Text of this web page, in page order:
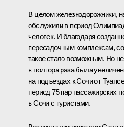
В целом железнодорожники,
обслужили в период
человек. И благодаря
пересадочным комплексам,
такое стало возможным. Но
в полтора раза была
на подъездах к Сочи от
период 75 пар пассажирских
в Сочи с туристами.